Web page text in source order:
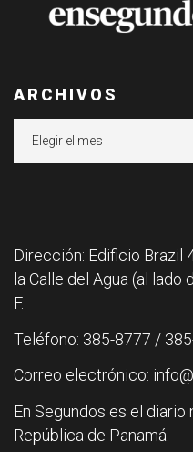
ARCHIVOS
Dirección: Edificio Brazil
la Calle del Agua (al lado
F.
Teléfono: 385-8777 /
Correo electrónico:
En Segundos es el
República de Panamá.